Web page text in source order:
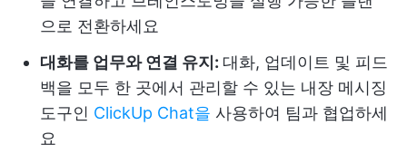
으로 전환하세요
대화를 업무와 연결 유지: 대화, 업데이트 및 피드
백을 모두 한 곳에서 관리할 수 있는 내장 메시징
도구인 ClickUp Chat을 사용하여 팀과 협업하세
요